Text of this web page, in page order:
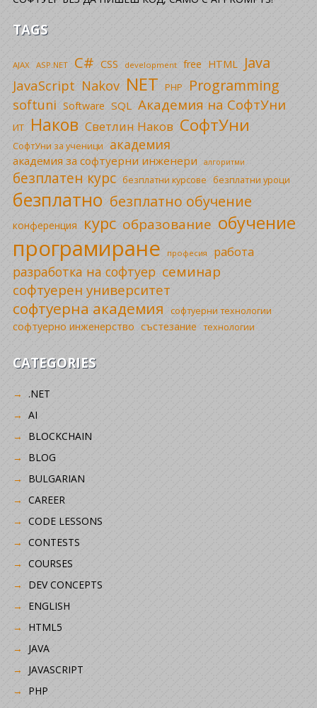
TAGS
AJAX ASP.NET C# CSS development free HTML Java
JavaScript Nakov NET PHP Programming
softuni Software SQL Академия на СофтУни
ИТ Наков Светлин Наков СофтУни
СофтУни за ученици академия
академия за софтуерни инженери алгоритми
безплатен курс безплатни курсове безплатни уроци
безплатно безплатно обучение
конференция курс образование обучение
програмиране професия работа
разработка на софтуер семинар
софтуерен университет
софтуерна академия софтуерни технологии
софтуерно инженерство състезание технологии
CATEGORIES
.NET
AI
BLOCKCHAIN
BLOG
BULGARIAN
CAREER
CODE LESSONS
CONTESTS
COURSES
DEV CONCEPTS
ENGLISH
HTML5
JAVA
JAVASCRIPT
PHP